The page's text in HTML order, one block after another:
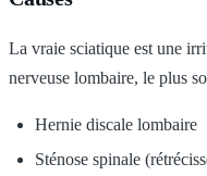
La vraie sciatique est une
nerveuse lombaire, le plus
Hernie discale lombaire
Sténose spinale